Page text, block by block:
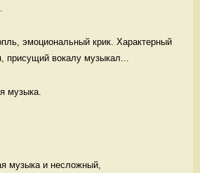
эмоциональный крик. Характерный
присущий вокалу музыкал...
музыка.
музыка и несложный,